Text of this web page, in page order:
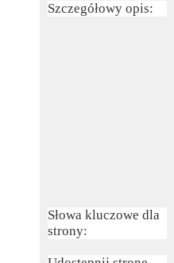
Szczegółowy opis:
Słowa kluczowe dla
strony: